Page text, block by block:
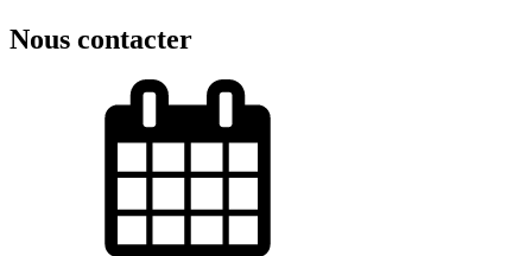
Nous contacter